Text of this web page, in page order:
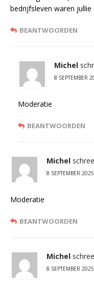
bedrijfsleven waren
BEANTWOORDEN
Michel
8 SEPTEMBER
Moderatie
BEANTWOORDEN
Michel
8 SEPTEMBER
Moderatie
BEANTWOORDEN
Michel
8 SEPTEMBER